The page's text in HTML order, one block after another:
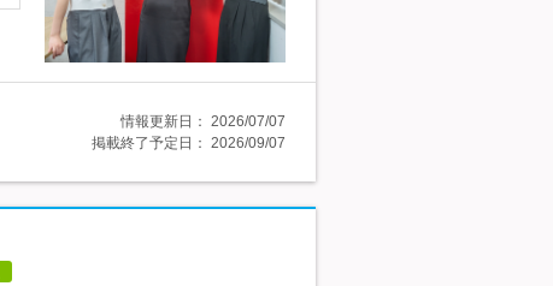
情報更新日： 2026/07/07
掲載終了予定日： 2026/09/07